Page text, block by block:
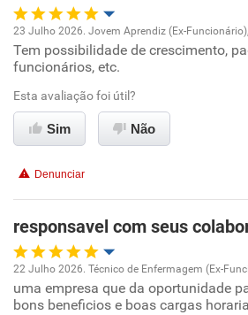
Recomenda a diretoria
Oportunidade de promoção
Ambiente de trabalho
Conciliação com a vida familiar
Recomenda esta empresa
Recomenda a diretoria
23 Julho 2026. Jovem Aprendiz (Ex-
Tem possibilidade de crescimento,
funcionários, etc.
Esta avaliação foi útil?
Sim Não
Denunciar
responsavel com seus
Oportunidade de promoção
22 Julho 2026. Técnico de Enfermagem (Ex-
uma empresa que da oportunidade
bons beneficios e boas cargas